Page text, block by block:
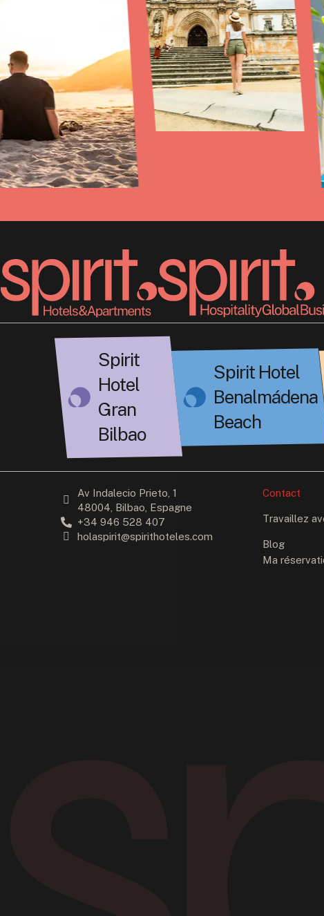
Spirit
Hotel
Gran
Bilbao
Spirit Hotel
Benalmádena
Beach
Av Indalecio Prieto, 1
48004, Bilbao, Espagne
+34 946 528 407
holaspirit@spirithoteles.com
Contact
Travaillez
Blog
Ma